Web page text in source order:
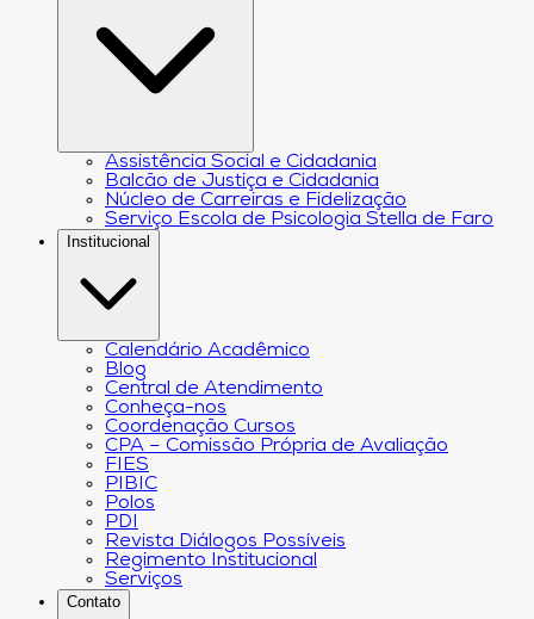
Assistência Social e Cidadania
Balcão de Justiça e Cidadania
Núcleo de Carreiras e Fidelização
Serviço Escola de Psicologia Stella de Faro
Institucional
Calendário Acadêmico
Blog
Central de Atendimento
Conheça-nos
Coordenação Cursos
CPA – Comissão Própria de Avaliação
FIES
PIBIC
Polos
PDI
Revista Diálogos Possíveis
Regimento Institucional
Serviços
Contato